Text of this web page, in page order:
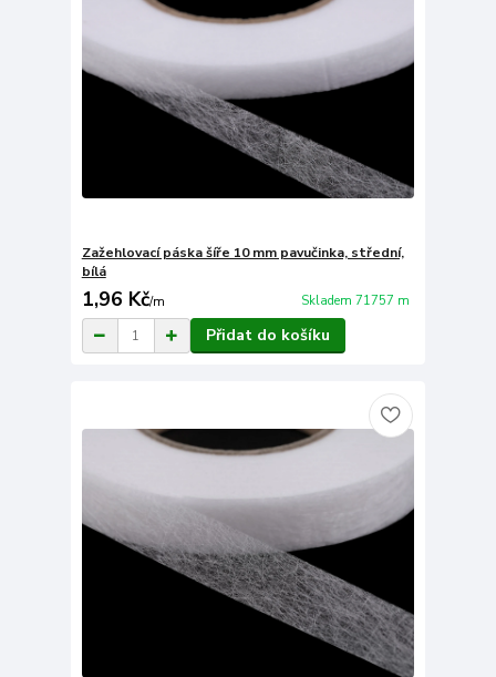
Zažehlovací páska šíře 10 mm pavučinka, střední,
bílá
1,96 Kč/m Skladem 71757 m
Přidat do košíku